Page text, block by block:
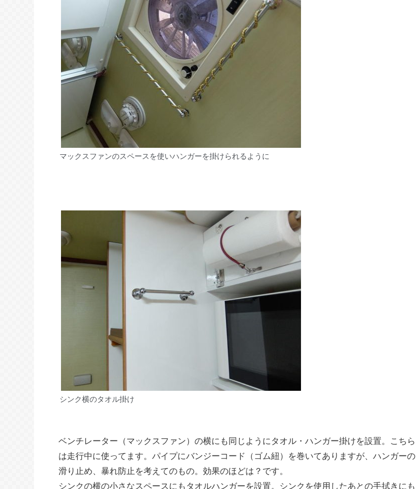
マックスファンのスペースを使いハンガーを掛けられるように
シンク横のタオル掛け
ベンチレーター（マックスファン）の横にも同じようにタオル・ハンガー掛けを設置。こちら
は走行中に使ってます。パイプにバンジーコード（ゴム紐）を巻いてありますが、ハンガーの
滑り止め、暴れ防止を考えてのもの。効果のほどは？です。
シンクの横の小さなスペースにもタオルハンガーを設置。シンクを使用したあとの手拭きにも